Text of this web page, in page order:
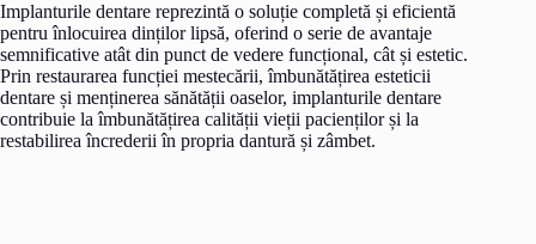
Implanturile dentare reprezintă o soluție completă și eficientă
pentru înlocuirea dinților lipsă, oferind o serie de avantaje
semnificative atât din punct de vedere funcțional, cât și estetic.
Prin restaurarea funcției mestecării, îmbunătățirea esteticii
dentare și menținerea sănătății oaselor, implanturile dentare
contribuie la îmbunătățirea calității vieții pacienților și la
restabilirea încrederii în propria dantură și zâmbet.